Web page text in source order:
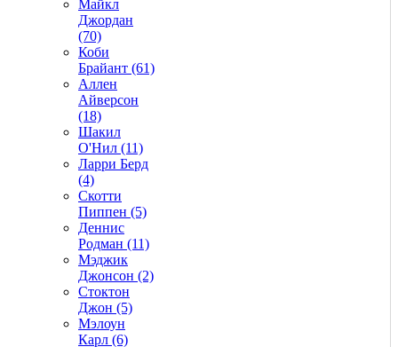
Майкл
Джордан
(70)
Коби
Брайант (61)
Аллен
Айверсон
(18)
Шакил
О'Нил (11)
Ларри Берд
(4)
Скотти
Пиппен (5)
Деннис
Родман (11)
Мэджик
Джонсон (2)
Стоктон
Джон (5)
Мэлоун
Карл (6)